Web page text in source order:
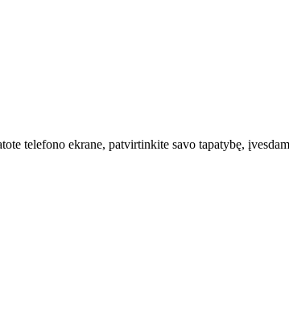
telefono ekrane, patvirtinkite savo tapatybę,